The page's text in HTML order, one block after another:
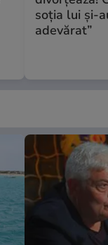
soția lui și-
adevărat”